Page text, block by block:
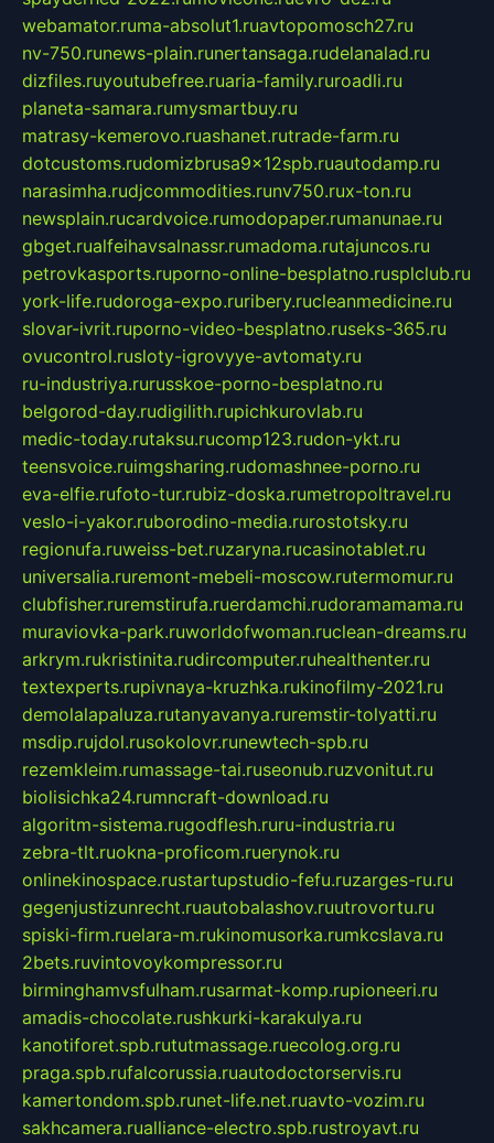
webamator.ruma-absolut1.ruavtopomosch27.ru
nv-750.runews-plain.runertansaga.rudelanalad.ru
dizfiles.ruyoutubefree.ruaria-family.ruroadli.ru
planeta-samara.rumysmartbuy.ru
matrasy-kemerovo.ruashanet.rutrade-farm.ru
dotcustoms.rudomizbrusa9x12spb.ruautodamp.ru
narasimha.rudjcommodities.runv750.rux-ton.ru
newsplain.rucardvoice.rumodopaper.rumanunae.ru
gbget.rualfeihavsalnassr.rumadoma.rutajuncos.ru
petrovkasports.ruporno-online-besplatno.rusplclub.ru
york-life.rudoroga-expo.ruribery.rucleanmedicine.ru
slovar-ivrit.ruporno-video-besplatno.ruseks-365.ru
ovucontrol.rusloty-igrovyye-avtomaty.ru
ru-industriya.rurusskoe-porno-besplatno.ru
belgorod-day.rudigilith.rupichkurovlab.ru
medic-today.rutaksu.rucomp123.rudon-ykt.ru
teensvoice.ruimgsharing.rudomashnee-porno.ru
eva-elfie.rufoto-tur.rubiz-doska.rumetropoltravel.ru
veslo-i-yakor.ruborodino-media.rurostotsky.ru
regionufa.ruweiss-bet.ruzaryna.rucasinotablet.ru
universalia.ruremont-mebeli-moscow.rutermomur.ru
clubfisher.ruremstirufa.ruerdamchi.rudoramamama.ru
muraviovka-park.ruworldofwoman.ruclean-dreams.ru
arkrym.rukristinita.rudircomputer.ruhealthenter.ru
textexperts.rupivnaya-kruzhka.rukinofilmy-2021.ru
demolalapaluza.rutanyavanya.ruremstir-tolyatti.ru
msdip.rujdol.rusokolovr.runewtech-spb.ru
rezemkleim.rumassage-tai.ruseonub.ruzvonitut.ru
biolisichka24.rumncraft-download.ru
algoritm-sistema.rugodflesh.ruru-industria.ru
zebra-tlt.ruokna-proficom.ruerynok.ru
onlinekinospace.rustartupstudio-fefu.ruzarges-ru.ru
gegenjustizunrecht.ruautobalashov.ruutrovortu.ru
spiski-firm.ruelara-m.rukinomusorka.rumkcslava.ru
2bets.ruvintovoykompressor.ru
birminghamvsfulham.rusarmat-komp.rupioneeri.ru
amadis-chocolate.rushkurki-karakulya.ru
kanotiforet.spb.rututmassage.ruecolog.org.ru
praga.spb.rufalcorussia.ruautodoctorservis.ru
kamertondom.spb.runet-life.net.ruavto-vozim.ru
sakhcamera.rualliance-electro.spb.rustroyavt.ru